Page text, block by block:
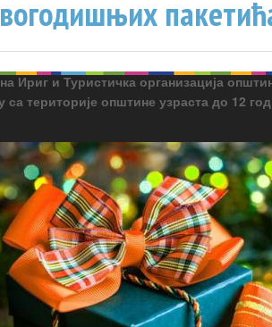
Ириг и Туристичка организација
са територије општине узраста до 12